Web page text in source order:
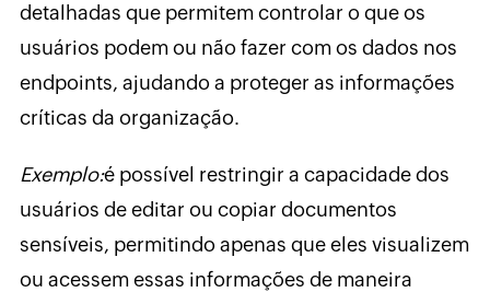
detalhadas que permitem controlar o que os
usuários podem ou não fazer com os dados nos
endpoints, ajudando a proteger as informações
críticas da organização.
Exemplo:é possível restringir a capacidade dos
usuários de editar ou copiar documentos
sensíveis, permitindo apenas que eles visualizem
ou acessem essas informações de maneira